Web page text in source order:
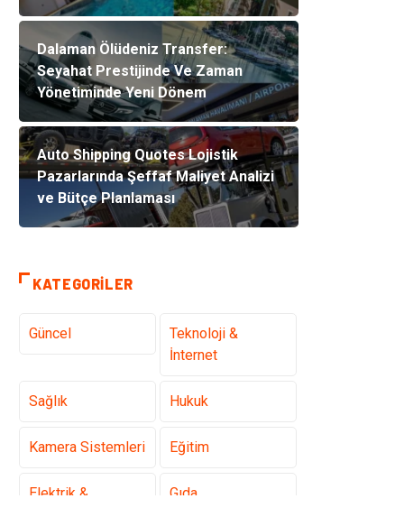
Dalaman Ölüdeniz Transfer:
Seyahat Prestijinde Ve Zaman
Yönetiminde Yeni Dönem
Auto Shipping Quotes Lojistik
Pazarlarında Şeffaf Maliyet Analizi
ve Bütçe Planlaması
KATEGORILER
Güncel
Teknoloji &
İnternet
Sağlık Hukuk
Kamera Sistemleri Eğitim
Elektrik &
Gıda